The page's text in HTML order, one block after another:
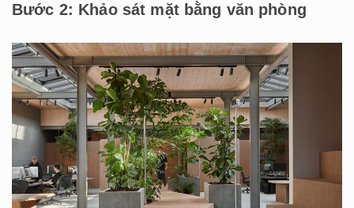
Bước 2: Khảo sát mặt bằng văn phòng